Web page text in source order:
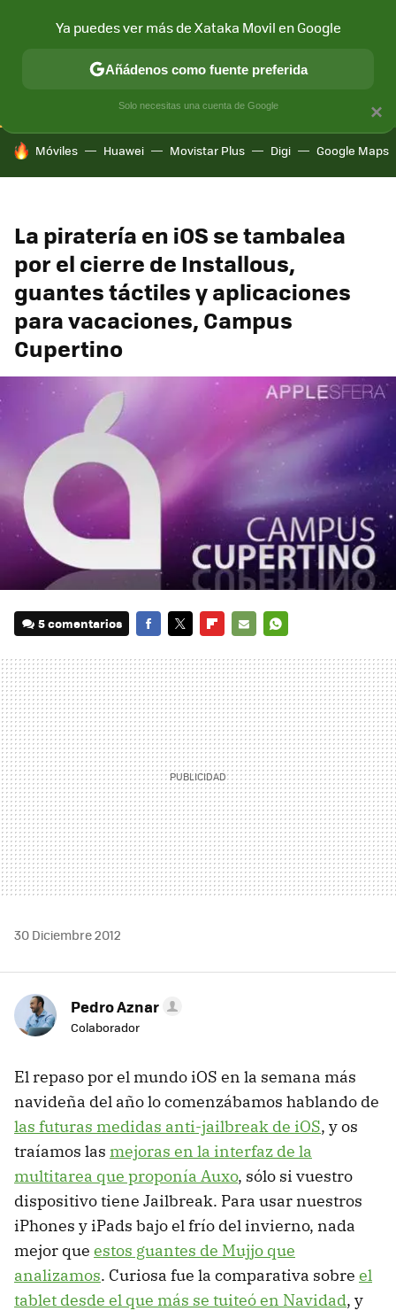
CONECTIVIDAD MÓVIL Y SOCIEDAD APLICACIONES
HOY SE HABLA DE
Móviles Huawei Movistar Plus Digi Google Maps
La piratería en iOS se tambalea
por el cierre de Installous,
guantes táctiles y aplicaciones
para vacaciones, Campus
Cupertino
5 comentarios
MAIL
30 Diciembre 2012
Pedro Aznar
Colaborador
El repaso por el mundo iOS en la semana más
navideña del año lo comenzábamos hablando de
las futuras medidas anti-jailbreak de iOS, y os
traíamos las mejoras en la interfaz de la
multitarea que proponía Auxo, sólo si vuestro
dispositivo tiene Jailbreak. Para usar nuestros
iPhones y iPads bajo el frío del invierno, nada
mejor que estos guantes de Mujjo que
analizamos. Curiosa fue la comparativa sobre el
tablet desde el que más se tuiteó en Navidad, y
×
Ya puedes ver más de Xataka Movil en Google
Añádenos como fuente preferida
Solo necesitas una cuenta de Google